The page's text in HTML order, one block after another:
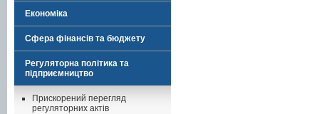
Економіка
Сфера фінансів та бюджету
Регуляторна політика та
підприємництво
Прискорений перегляд
регуляторних актів